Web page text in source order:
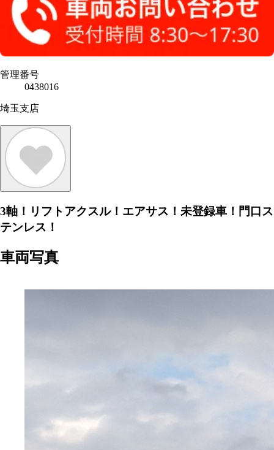
管理番号
0438016
埼玉支店
3軸！リフトアクスル！エアサス！未登録車！門口ス
テンレス！
車両写真